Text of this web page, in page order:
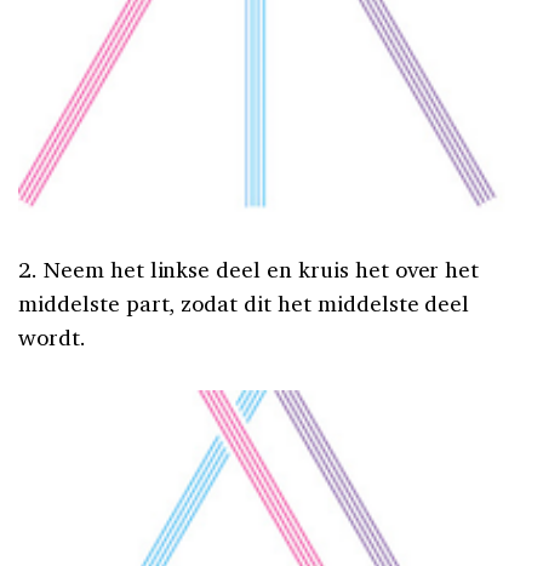
2. Neem het linkse deel en kruis het over het
middelste part, zodat dit het middelste deel
wordt.